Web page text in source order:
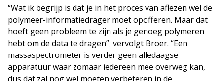
“Wat ik begrijp is dat je in het proces van aflezen wel de
polymeer-informatiedrager moet opofferen. Maar dat
hoeft geen probleem te zijn als je genoeg polymeren
hebt om de data te dragen”, vervolgt Broer. “Een
massaspectrometer is verder geen alledaagse
apparatuur waar zomaar iedereen mee overweg kan,
dus dat zal nog wel moeten verbeteren in de